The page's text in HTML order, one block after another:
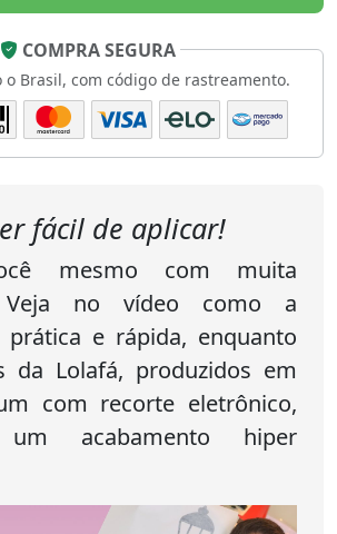
COMPRA SEGURA
o Brasil, com código de rastreamento.
fácil de aplicar!
mesmo com muita
Veja no vídeo como a
prática e rápida, enquanto
da Lolafá, produzidos em
com recorte eletrônico,
um acabamento hiper